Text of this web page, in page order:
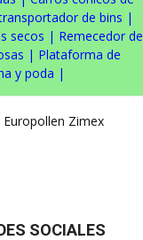
de bins |
secos | Remecedor de
| Plataforma de
y poda |
SOCIALES